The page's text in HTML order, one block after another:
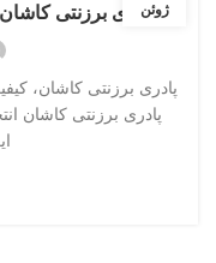
ژوئنپادری برزنتی
پادری برزنتی کاشان،
پادری برزنتی کاشان